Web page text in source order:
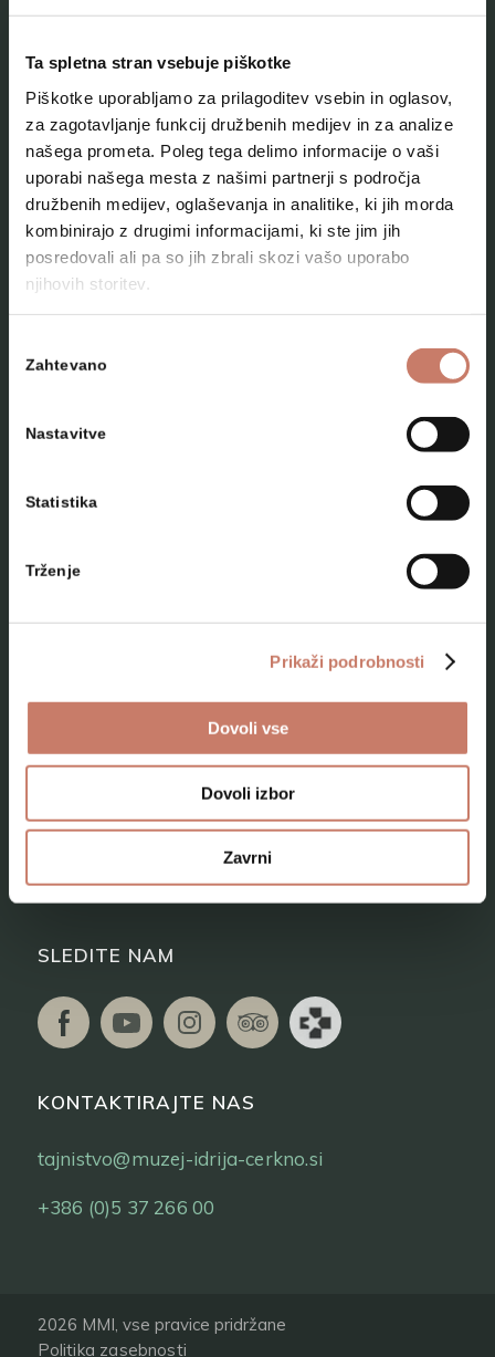
Ta spletna stran vsebuje piškotke
Piškotke uporabljamo za prilagoditev vsebin in oglasov,
za zagotavljanje funkcij družbenih medijev in za analize
našega prometa. Poleg tega delimo informacije o vaši
uporabi našega mesta z našimi partnerji s področja
družbenih medijev, oglaševanja in analitike, ki jih morda
kombinirajo z drugimi informacijami, ki ste jim jih
posredovali ali pa so jih zbrali skozi vašo uporabo
njihovih storitev.
soglasja
Zahtevano
Nastavitve
Statistika
Trženje
Prikaži podrobnosti
Dovoli vse
Dovoli izbor
Zavrni
O muzeju
Naše zbirke
Aktualno
Kontakt
Kam na izlet
Programi za skupine odraslih
Kje smo
SLEDITE NAM
KONTAKTIRAJTE NAS
tajnistvo@muzej-idrija-cerkno.si
+386 (0)5 37 266 00
2026 MMI, vse pravice pridržane
Politika zasebnosti